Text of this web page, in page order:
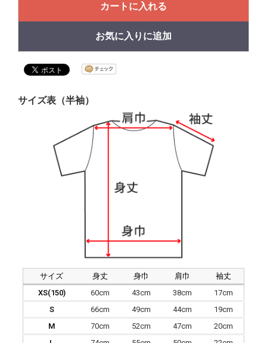
カートに入れる
お気に入りに追加
サイズ表（半袖）
サイズ 身丈 身巾 肩巾
袖丈
XS(150)
60cm 43cm 38cm
17cm
S
66cm 49cm 44cm
19cm
M
70cm 52cm 47cm
20cm